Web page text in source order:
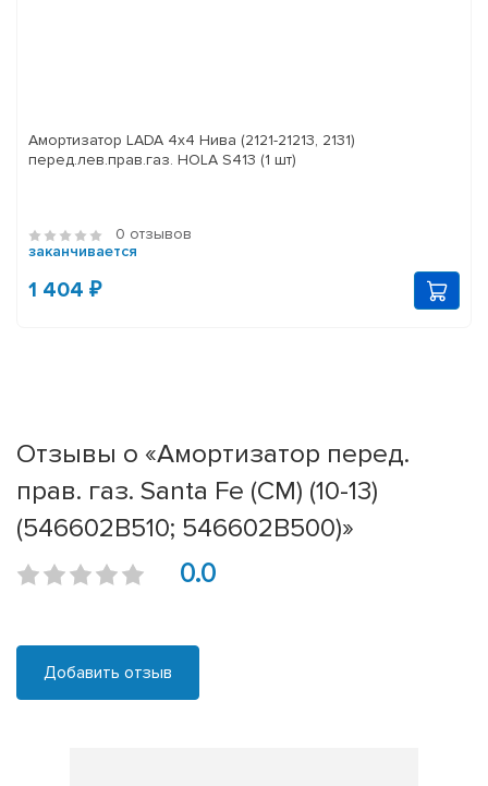
Амортизатор LADA 4x4 Нива (2121-21213, 2131)
перед.лев.прав.газ. HOLA S413 (1 шт)
0 отзывов
заканчивается
1 404 ₽
Отзывы о «Амортизатор перед.
прав. газ. Santa Fe (CM) (10-13)
(546602B510; 546602B500)»
0.0
Добавить отзыв